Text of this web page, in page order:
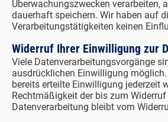
Überwachungszwecken verarbeiten,
dauerhaft speichern. Wir haben auf
Verarbeitungstätigkeiten keinen
Widerruf Ihrer Einwilligung zur
Viele Datenverarbeitungsvorgänge
ausdrücklichen Einwilligung
bereits erteilte Einwilligung jederzeit
Rechtmäßigkeit der bis zum
Datenverarbeitung bleibt vom